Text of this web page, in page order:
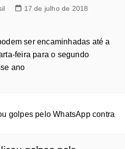
17 de julho de 2018
ser encaminhadas até a
feira para o segundo
ano